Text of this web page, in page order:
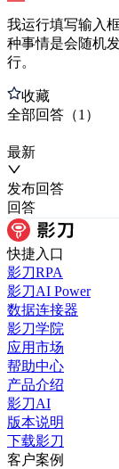
我运行填写输入
种事情是会随机
行。
收藏
全部回答 （1 ）
最新
发布回答
回答
快捷入口
影刀RPA
影刀AI Power
数据连接器
影刀学院
应用市场
帮助中心
产品介绍
影刀AI
版本说明
下载影刀
客户案例